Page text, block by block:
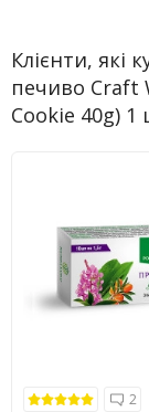
Клієнти, які
печиво Craft
Cookie 40g) 1
2